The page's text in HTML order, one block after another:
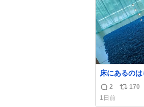
床にあるの
くなった人
は一つ持ち
を持ち帰って
返
信
2
リ
170
1日前